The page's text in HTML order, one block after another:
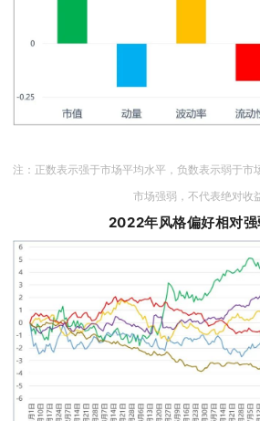
注：正数表示强于市场平均水平，负数表示弱于市
市场强弱，不代表绝对收
2022年风格偏好相对